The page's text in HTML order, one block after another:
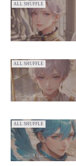
ALL SHUFFLE
ALL SHUFFLE
ALL SHUFFLE